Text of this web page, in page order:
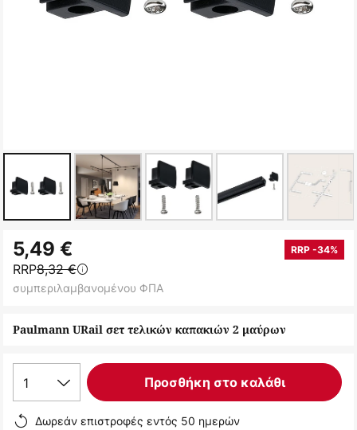
στην
αρχή
της
εικόνων
Paulmann URail σετ τελικών καπακιών 2 μαύρων
5,49 € RRP -34%
RRP8,32 €
συμπεριλαμβανομένου ΦΠΑ
1 Προσθήκη στο καλάθι
Δωρεάν επιστροφές εντός 50 ημερών